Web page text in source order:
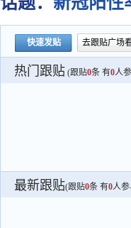
快速发贴 去跟贴广场
热门跟贴 (跟贴0条 有0人
最新跟贴(跟贴0条 有0人